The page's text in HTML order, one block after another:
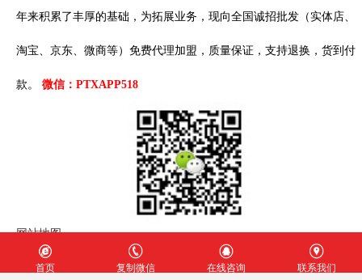
Skool
造而成包括鞋舌鞋头和腰身外加vans Style 36
VANS1966元限定OLD SKOOL 白色
1966元年OG鞋型 后跟做了字符别注 对于
OLDSKOOL爱好者来说 这是必备式样 配色也如
元年原色 鞋垫，鞋舌分...
2018-09-04
VANS1966元限定OLD SKOOL 红色
1966元年OG鞋型 后跟做了字符别注 对于
年来积累了丰厚的基础，为拓展业务，现向全国诚招批发（实体店、
淘宝、京东、微商等）免费代理加盟，质量保证，支持退换，货到付
款。 微信：PTXAPP518
网站地图
首页 复制微信 在线咨询 联系我们